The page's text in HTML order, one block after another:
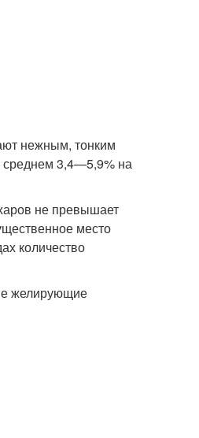
нежным, тонким
среднем 3,4—5,9% на
не превышает
место
количество
желирующие